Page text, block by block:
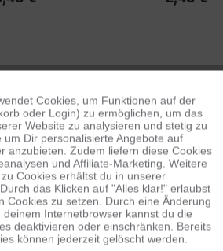
Aktiv
Inaktiv
Inaktiv
Inaktiv
Cookies, um Funktionen auf der
oder Login) zu ermöglichen, um das
Website zu analysieren und stetig zu
um Dir personalisierte Angebote auf
anzubieten. Zudem liefern diese Cookies
und Affiliate-Marketing. Weitere
Cookies erhältst du in unserer
das Klicken auf "Alles klar!" erlaubst
Cookies zu setzen. Durch eine Änderung
Internetbrowser kannst du die
deaktivieren oder einschränken. Bereits
können jederzeit gelöscht werden.